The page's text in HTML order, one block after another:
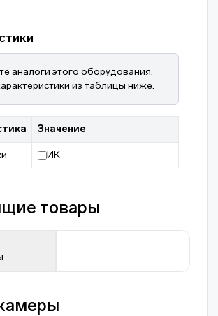
аналоги этого оборудования,
из таблицы ниже.
Значение
ИК
товары